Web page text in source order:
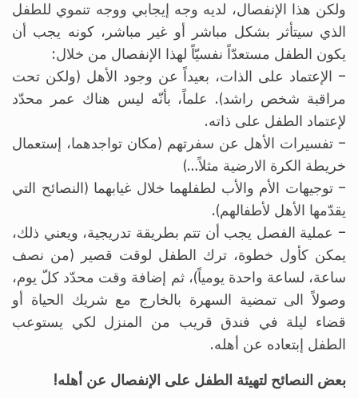
ولكن هذا الإنفصال، لديه وجه إيجابي ووجه تنموي للطفل
الذي سيتأثر بشكل مباشر أو غير مباشر، كونه يجب أن
يكون الطفل مستعدّاً نفسيّاً لهذا الإنفصال من خلال:
– الإعتماد على الذات، بعيداً عن وجود الأهل (ولكن تحت
مراقبة شخص راشد). علماً، بأنّه ليس هناك عمر محدّد
لإعتماد الطفل على ذاته.
– تفسيرات الأهل عن سفرتهم (مكان تواجدهما، إستعمال
خريطة الكرة الارضية مثلاً…)
– توجيهات الأم والأب لطفلهما خلال غيابهما (النصائح التي
يقدّمها الأهل لأطفالهم).
– عملية الفصل يجب أن تتم بطريقة تدريجية، ويعني ذلك،
يمكن كأول خطوة، ترك الطفل لوقت قصير (من نصف
ساعة، لساعة واحدة يومياً)، ثم إضافة وقت محدّد كلّ يوم،
وصولاً الى تمضية السهرة بالخارج مع شريك الحياة أو
قضاء ليلة في فندق قريب من المنزل لكي يستوعب
الطفل إبتعاده عن أهله.
بعض النصائح لتهيئة الطفل على الإنفصال عن أهله!